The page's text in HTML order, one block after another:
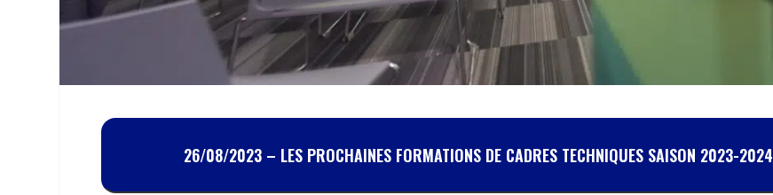
26/08/2023 – LES PROCHAINES FORMATIONS DE CADRES TECHNIQUES SAISON 2023-2024